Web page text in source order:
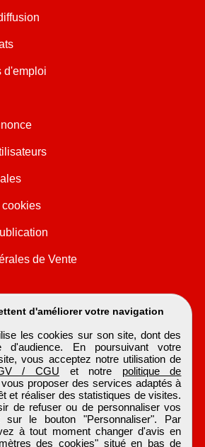
d'améliorer votre navigation
les cookies sur son site, dont des
d'audience. En poursuivant votre
vous acceptez notre utilisation de
/ CGU et notre politique de
proposer des services adaptés à
et réaliser des statistiques de visites.
de refuser ou de personnaliser vos
le bouton "Personnaliser". Par
à tout moment changer d'avis en
des cookies" situé en bas de
d'emploi
cookies
de Vente